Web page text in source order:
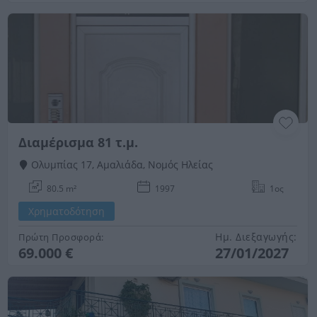
Διαμέρισμα 81 τ.μ.
Ολυμπίας 17, Αμαλιάδα, Νομός Ηλείας
80.5 m² 1997 1ος
Χρηματοδότηση
Πρώτη Προσφορά:
69.000 €
Ημ. Διεξαγωγής:
27/01/2027